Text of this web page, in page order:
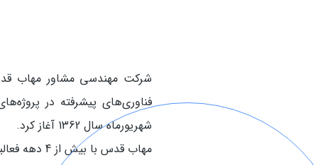
شرکت مهندسی مشاور مهاب
فناوری‌های پیشرفته در
شهریورماه سال 1362 آغاز کرد.
مهاب قدس